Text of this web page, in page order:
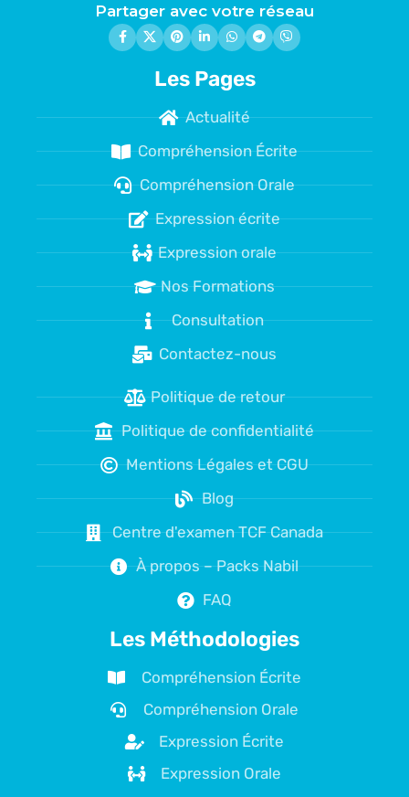
Partager avec votre réseau
Les Pages
Actualité
Compréhension Écrite
Compréhension Orale
Expression écrite
Expression orale
Nos Formations
Consultation
Contactez-nous
Politique de retour
Politique de confidentialité
Mentions Légales et CGU
Blog
Centre d'examen TCF Canada
À propos – Packs Nabil
FAQ
Les Méthodologies
Compréhension Écrite
Compréhension Orale
Expression Écrite
Expression Orale